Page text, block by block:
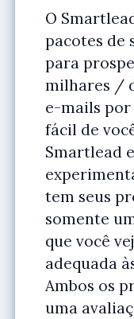
O
pacotes de
para
milhares /
e-mails por
fácil de
Smartlead
tem seus
somente
que você
adequada
Ambos os
uma